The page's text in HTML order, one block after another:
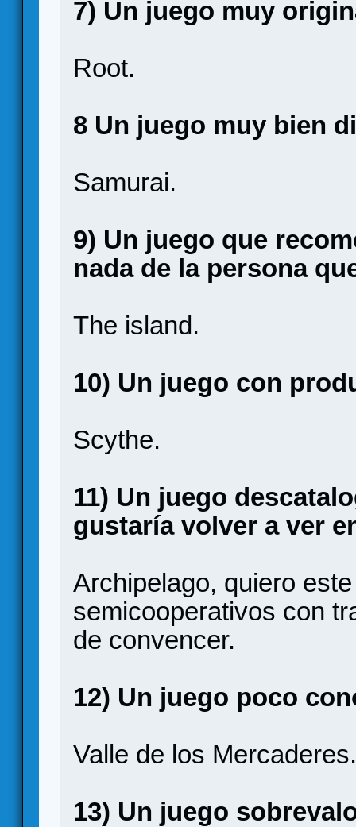
7) Un juego muy
Root.
8 Un juego muy bien
Samurai.
9) Un juego que
nada de la persona
The island.
10) Un juego con
Scythe.
11) Un juego
gustaría volver a ver
Archipelago, quiero
semicooperativos con
de convencer.
12) Un juego poco
Valle de los Mercaderes.
13) Un juego